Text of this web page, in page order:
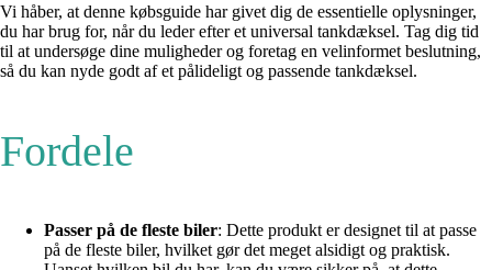
Vi håber, at denne købsguide har givet dig de essentielle oplysninger,
du har brug for, når du leder efter et universal tankdæksel. Tag dig tid
til at undersøge dine muligheder og foretag en velinformet beslutning,
så du kan nyde godt af et pålideligt og passende tankdæksel.
Fordele
Passer på de fleste biler: Dette produkt er designet til at passe
på de fleste biler, hvilket gør det meget alsidigt og praktisk.